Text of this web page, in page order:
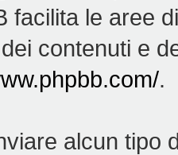
facilita le aree
contenuti e
.
alcun tipo